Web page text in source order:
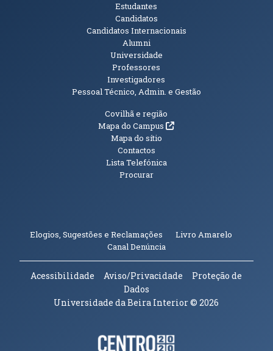
Estudantes
Candidatos
Candidatos Internacionais
Alumni
Universidade
Professores
Investigadores
Pessoal Técnico, Admin. e Gestão
Informações Adicionais
Covilhã e região
Mapa do Campus(abre em nova janela)
Mapa do sítio
Contactos
Lista Telefónica
Procurar
Elogios, Sugestões e Reclamações Livro Amarelo
Canal Denúncia(abre em nova janela)
Acessibilidade Aviso/Privacidade
Proteção de
Dados
Universidade da Beira Interior© 2026
Parceiros e Financiadores